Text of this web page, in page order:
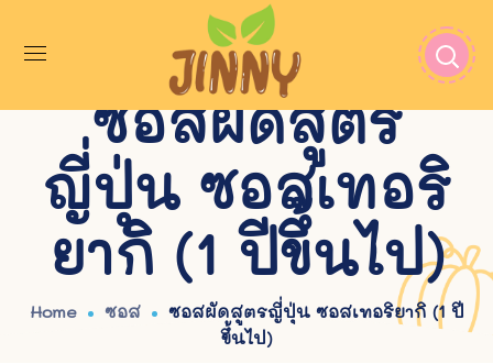
ซอสผัดสูตร
ญี่ปุ่น ซอสเทอริ
ยากิ (1 ปีขึ้นไป)
Home ซอส
ซอสผัดสูตรญี่ปุ่น ซอสเทอริยากิ (1 ปี
ขึ้นไป)